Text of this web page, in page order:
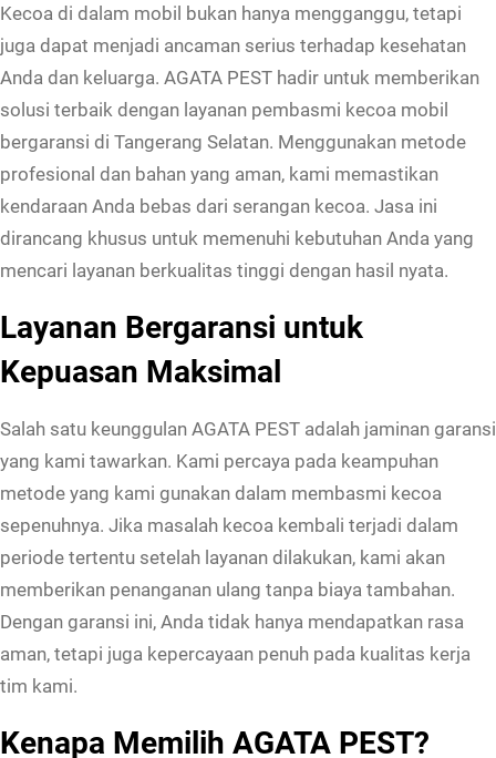
Kecoa di dalam mobil bukan hanya mengganggu, tetapi
juga dapat menjadi ancaman serius terhadap kesehatan
Anda dan keluarga. AGATA PEST hadir untuk memberikan
solusi terbaik dengan layanan pembasmi kecoa mobil
bergaransi di Tangerang Selatan. Menggunakan metode
profesional dan bahan yang aman, kami memastikan
kendaraan Anda bebas dari serangan kecoa. Jasa ini
dirancang khusus untuk memenuhi kebutuhan Anda yang
mencari layanan berkualitas tinggi dengan hasil nyata.
Layanan Bergaransi untuk
Kepuasan Maksimal
Salah satu keunggulan AGATA PEST adalah jaminan garansi
yang kami tawarkan. Kami percaya pada keampuhan
metode yang kami gunakan dalam membasmi kecoa
sepenuhnya. Jika masalah kecoa kembali terjadi dalam
periode tertentu setelah layanan dilakukan, kami akan
memberikan penanganan ulang tanpa biaya tambahan.
Dengan garansi ini, Anda tidak hanya mendapatkan rasa
aman, tetapi juga kepercayaan penuh pada kualitas kerja
tim kami.
Kenapa Memilih AGATA PEST?